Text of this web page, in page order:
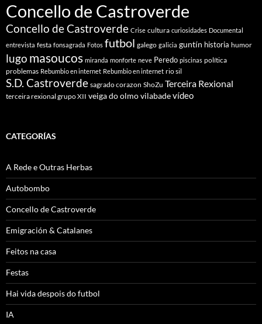
Concello de Castroverde
Concello de Castroverde Crise cultura curiosidades Documental
entrevista festa fonsagrada Fotos futbol galego galicia guntín historia humor
lugo masoucos miranda monforte neve Peredo piscinas política
problemas Rebumbio en internet Rebumbio en internet rio sil
S.D. Castroverde sagrado corazon ShoZu Terceira Rexional
terceira rexional grupo XII veiga do olmovilabadevídeo
CATEGORÍAS
A Rede e Outras Herbas
Autobombo
Concello de Castroverde
Emigración & Catalanes
Feitos na casa
Festas
Hai vida despois do futbol
IA